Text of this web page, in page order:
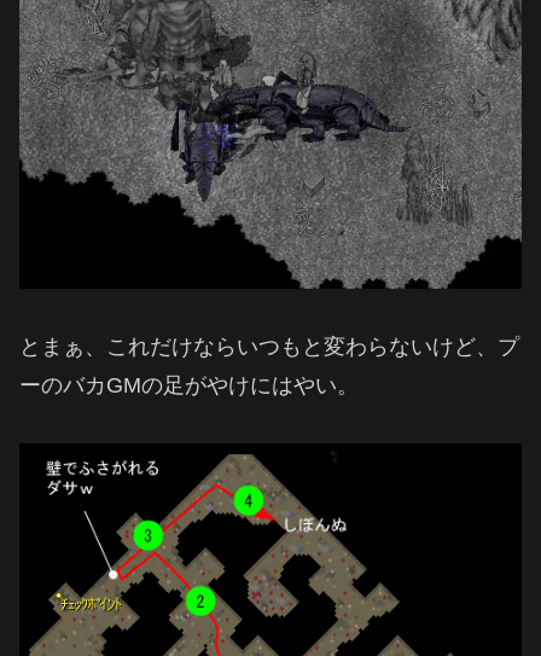
とまぁ、これだけならいつもと変わらないけど、プ
ーのバカGMの足がやけにはやい。